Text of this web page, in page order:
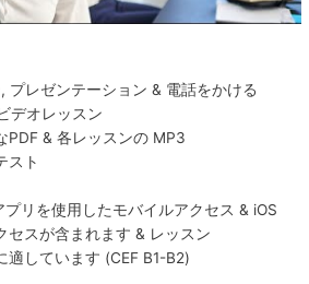
プレゼンテーション & 電話をかける
デオレッスン
PDF & 各レッスンの MP3
スト
リを使用したモバイルアクセス & iOS
セスが含まれます & レッスン
適しています (CEF B1-B2)